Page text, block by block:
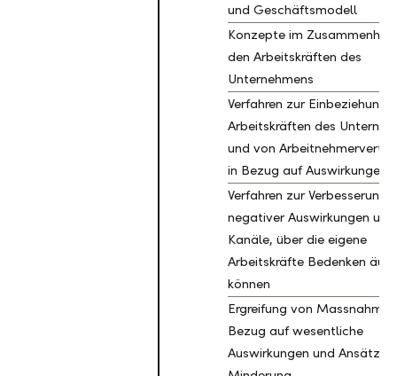
und Geschäftsmodell
Konzepte im
den Arbeitskräften des
Unternehmens
Verfahren zur Einbeziehung
Arbeitskräften des
und von
in Bezug auf Auswirkungen
Verfahren zur Verbesserung
negativer Auswirkungen und
Kanäle, über die eigene
Arbeitskräfte Bedenken
können
Ergreifung von
Bezug auf wesentliche
Auswirkungen und Ansätze